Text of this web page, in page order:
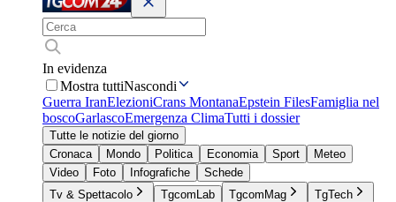
In evidenza
Mostra tuttiNascondi
Guerra IranElezioniCrans MontanaEpstein FilesFamiglia nel
boscoGarlascoEmergenza ClimaTutti i dossier
Tutte le notizie del giorno
Cronaca
Mondo Politica Economia Sport
Meteo
Video
Foto Infografiche
Schede
Tv & Spettacolo
TgcomLab TgcomMag
TgTech